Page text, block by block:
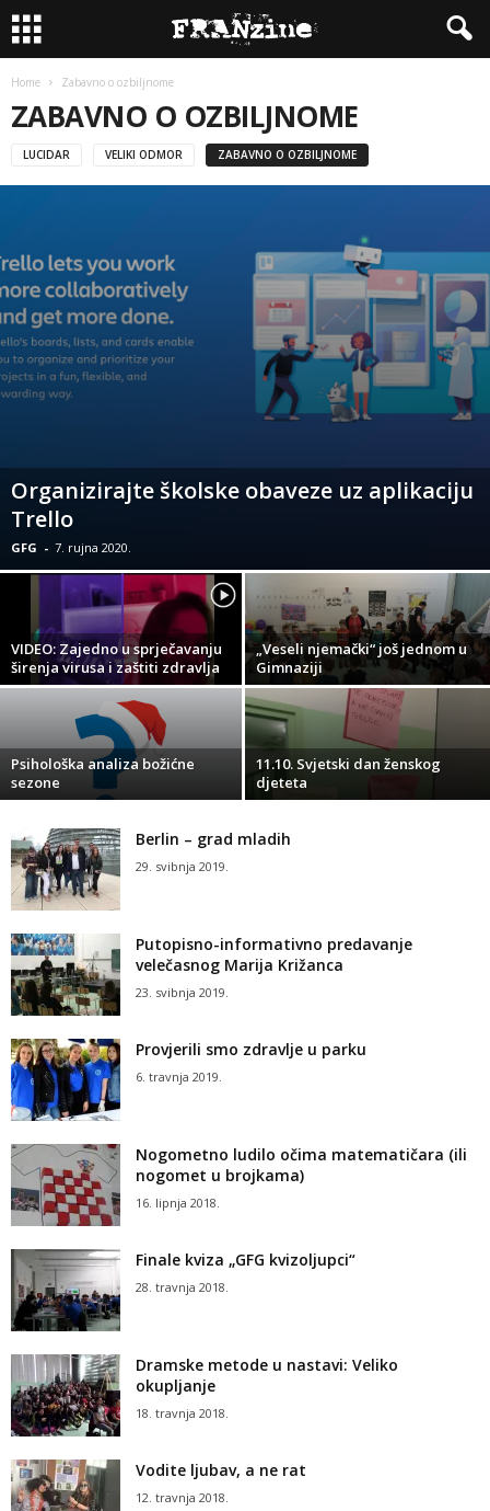
Home Zabavno o ozbiljnome
ZABAVNO O OZBILJNOME
LUCIDAR VELIKI ODMOR ZABAVNO O OZBILJNOME
Organizirajte školske obaveze uz aplikaciju
Trello
GFG - 7. rujna 2020.
VIDEO: Zajedno u sprječavanju
širenja virusa i zaštiti zdravlja
„Veseli njemački“ još jednom u
Gimnaziji
Psihološka analiza božićne
sezone
11.10. Svjetski dan ženskog
djeteta
Berlin – grad mladih
29. svibnja 2019.
Putopisno-informativno predavanje
velečasnog Marija Križanca
23. svibnja 2019.
Provjerili smo zdravlje u parku
6. travnja 2019.
Nogometno ludilo očima matematičara (ili
nogomet u brojkama)
16. lipnja 2018.
Finale kviza „GFG kvizoljupci“
28. travnja 2018.
Dramske metode u nastavi: Veliko
okupljanje
18. travnja 2018.
Vodite ljubav, a ne rat
12. travnja 2018.